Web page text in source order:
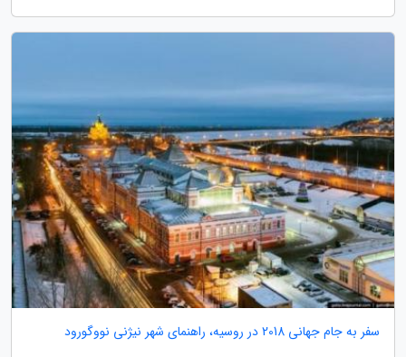
سفر به جام جهانی 2018 در روسیه، راهنمای شهر نیژنی نووگورود